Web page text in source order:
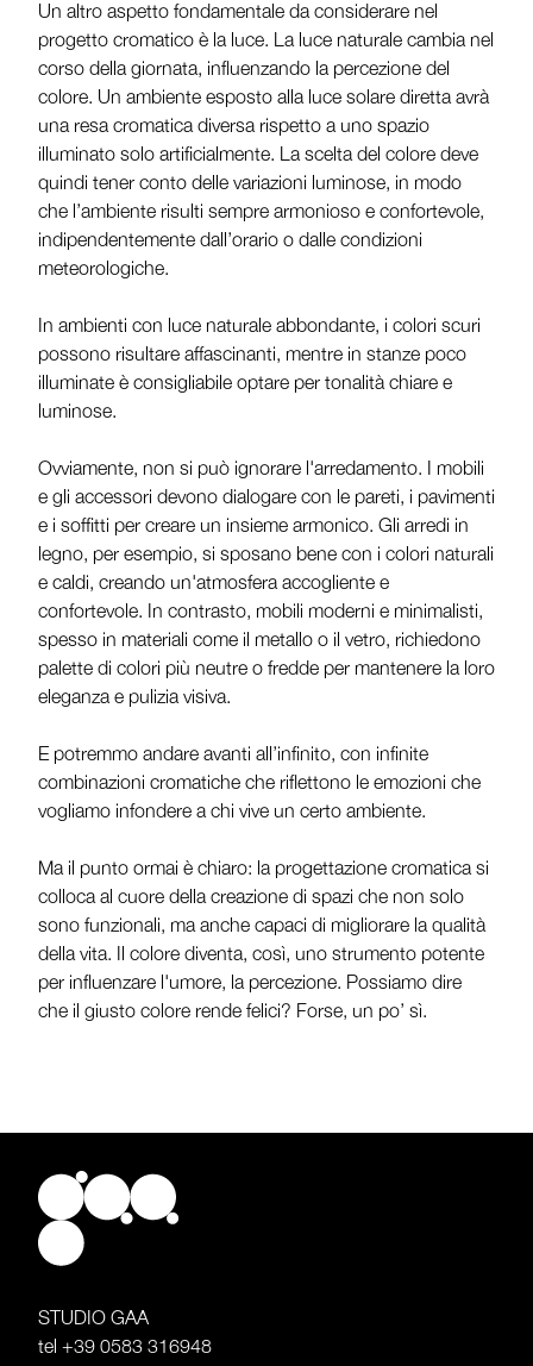
Un altro aspetto fondamentale da considerare nel
progetto cromatico è la luce. La luce naturale cambia nel
corso della giornata, influenzando la percezione del
colore. Un ambiente esposto alla luce solare diretta avrà
una resa cromatica diversa rispetto a uno spazio
illuminato solo artificialmente. La scelta del colore deve
quindi tener conto delle variazioni luminose, in modo
che l’ambiente risulti sempre armonioso e confortevole,
indipendentemente dall’orario o dalle condizioni
meteorologiche.
In ambienti con luce naturale abbondante, i colori scuri
possono risultare affascinanti, mentre in stanze poco
illuminate è consigliabile optare per tonalità chiare e
luminose.
Ovviamente, non si può ignorare l'arredamento. I mobili
e gli accessori devono dialogare con le pareti, i pavimenti
e i soffitti per creare un insieme armonico. Gli arredi in
legno, per esempio, si sposano bene con i colori naturali
e caldi, creando un'atmosfera accogliente e
confortevole. In contrasto, mobili moderni e minimalisti,
spesso in materiali come il metallo o il vetro, richiedono
palette di colori più neutre o fredde per mantenere la loro
eleganza e pulizia visiva.
E potremmo andare avanti all’infinito, con infinite
combinazioni cromatiche che riflettono le emozioni che
vogliamo infondere a chi vive un certo ambiente.
Ma il punto ormai è chiaro: la progettazione cromatica si
colloca al cuore della creazione di spazi che non solo
sono funzionali, ma anche capaci di migliorare la qualità
della vita. Il colore diventa, così, uno strumento potente
per influenzare l'umore, la percezione. Possiamo dire
che il giusto colore rende felici? Forse, un po’ sì.
STUDIO GAA
tel +39 0583 316948